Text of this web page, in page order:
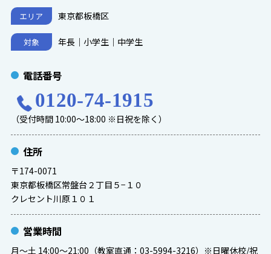
エリア 東京都板橋区
対象 年長｜小学生｜中学生
電話番号
0120-74-1915
（受付時間 10:00～18:00 ※日祝を除く）
住所
〒174-0071
東京都板橋区常盤台２丁目５−１０
クレセント川原１０１
営業時間
月～土 14:00～21:00（教室直通：03-5994-3216）※日曜休校/祝